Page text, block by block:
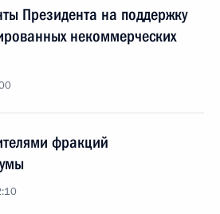
Президента на поддержку
некоммерческих
фракций